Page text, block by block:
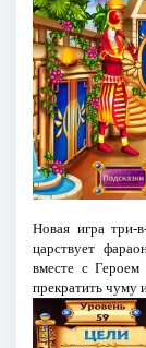
Новая игра три-
царствует
вместе с
прекратить чуму